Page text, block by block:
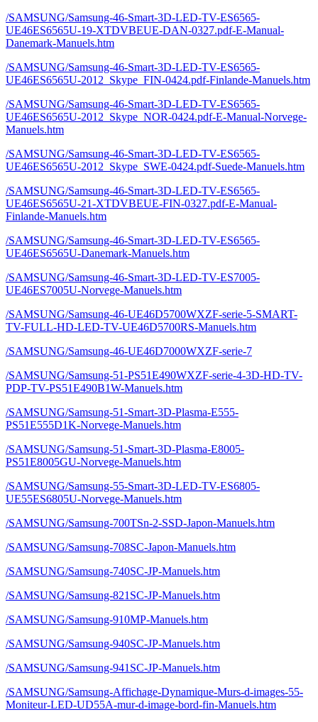
/SAMSUNG/Samsung-46-Smart-3D-LED-TV-ES6565-
UE46ES6565U-19-XTDVBEUE-DAN-0327.pdf-E-Manual-
Danemark-Manuels.htm
/SAMSUNG/Samsung-46-Smart-3D-LED-TV-ES6565-
UE46ES6565U-2012_Skype_FIN-0424.pdf-Finlande-Manuels.htm
/SAMSUNG/Samsung-46-Smart-3D-LED-TV-ES6565-
UE46ES6565U-2012_Skype_NOR-0424.pdf-E-Manual-Norvege-
Manuels.htm
/SAMSUNG/Samsung-46-Smart-3D-LED-TV-ES6565-
UE46ES6565U-2012_Skype_SWE-0424.pdf-Suede-Manuels.htm
/SAMSUNG/Samsung-46-Smart-3D-LED-TV-ES6565-
UE46ES6565U-21-XTDVBEUE-FIN-0327.pdf-E-Manual-
Finlande-Manuels.htm
/SAMSUNG/Samsung-46-Smart-3D-LED-TV-ES6565-
UE46ES6565U-Danemark-Manuels.htm
/SAMSUNG/Samsung-46-Smart-3D-LED-TV-ES7005-
UE46ES7005U-Norvege-Manuels.htm
/SAMSUNG/Samsung-46-UE46D5700WXZF-serie-5-SMART-
TV-FULL-HD-LED-TV-UE46D5700RS-Manuels.htm
/SAMSUNG/Samsung-46-UE46D7000WXZF-serie-7
/SAMSUNG/Samsung-51-PS51E490WXZF-serie-4-3D-HD-TV-
PDP-TV-PS51E490B1W-Manuels.htm
/SAMSUNG/Samsung-51-Smart-3D-Plasma-E555-
PS51E555D1K-Norvege-Manuels.htm
/SAMSUNG/Samsung-51-Smart-3D-Plasma-E8005-
PS51E8005GU-Norvege-Manuels.htm
/SAMSUNG/Samsung-55-Smart-3D-LED-TV-ES6805-
UE55ES6805U-Norvege-Manuels.htm
/SAMSUNG/Samsung-700TSn-2-SSD-Japon-Manuels.htm
/SAMSUNG/Samsung-708SC-Japon-Manuels.htm
/SAMSUNG/Samsung-740SC-JP-Manuels.htm
/SAMSUNG/Samsung-821SC-JP-Manuels.htm
/SAMSUNG/Samsung-910MP-Manuels.htm
/SAMSUNG/Samsung-940SC-JP-Manuels.htm
/SAMSUNG/Samsung-941SC-JP-Manuels.htm
/SAMSUNG/Samsung-Affichage-Dynamique-Murs-d-images-55-
Moniteur-LED-UD55A-mur-d-image-bord-fin-Manuels.htm